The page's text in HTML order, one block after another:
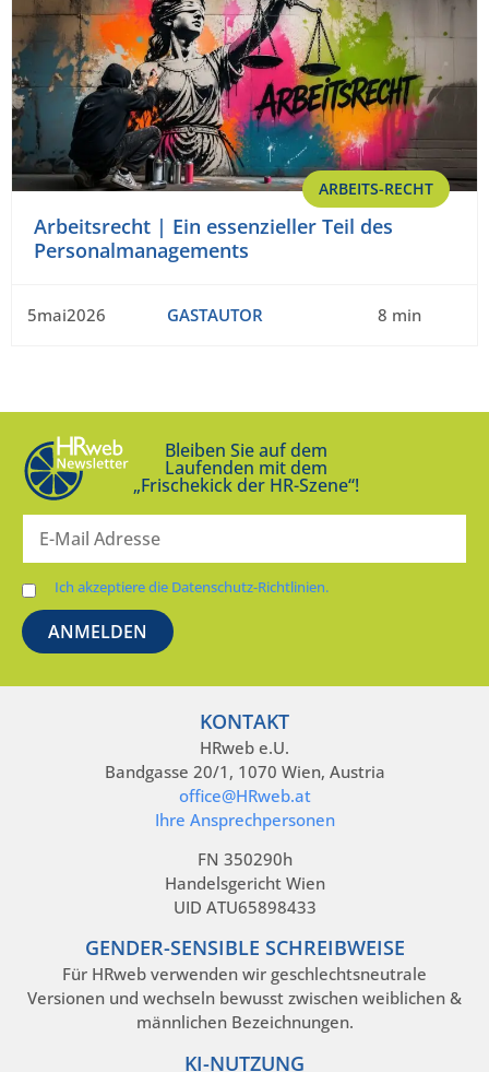
ARBEITS-RECHT
Arbeitsrecht | Ein essenzieller Teil des
Personalmanagements
5mai2026 GASTAUTOR 8 min
Bleiben Sie auf dem
Laufenden mit dem
„Frischekick der HR-Szene“!
Ich akzeptiere die Datenschutz-Richtlinien.
KONTAKT
HRweb e.U.
Bandgasse 20/1, 1070 Wien, Austria
office@HRweb.at
Ihre Ansprechpersonen
FN 350290h
Handelsgericht Wien
UID ATU65898433
GENDER-SENSIBLE SCHREIBWEISE
Für HRweb verwenden wir geschlechtsneutrale
Versionen und wechseln bewusst zwischen weiblichen &
männlichen Bezeichnungen.
KI-NUTZUNG